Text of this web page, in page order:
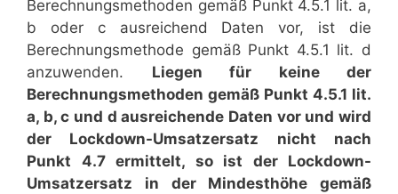
Berechnungsmethoden gemäß Punkt 4.5.1 lit. a,
b oder c ausreichend Daten vor, ist die
Berechnungsmethode gemäß Punkt 4.5.1 lit. d
anzuwenden. Liegen für keine der
Berechnungsmethoden gemäß Punkt 4.5.1 lit.
a, b, c und d ausreichende Daten vor und wird
der Lockdown-Umsatzersatz nicht nach
Punkt 4.7 ermittelt, so ist der Lockdown-
Umsatzersatz in der Mindesthöhe gemäß